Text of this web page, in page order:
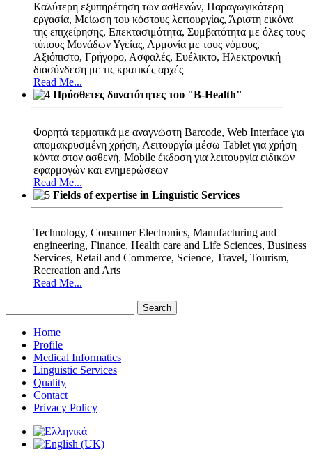
Καλύτερη εξυπηρέτηση των ασθενών, Παραγωγικότερη
εργασία, Μείωση του κόστους λειτουργίας, Άριστη εικόνα
της επιχείρησης, Επεκτασιμότητα, Συμβατότητα με όλες τους
τύπους Μονάδων Υγείας, Αρμονία με τους νόμους,
Αξιόπιστο, Γρήγορο, Ασφαλές, Ευέλικτο, Ηλεκτρονική
διασύνδεση με τις κρατικές αρχές
Read Me...
Πρόσθετες δυνατότητες του "B-Health"
Φορητά τερματικά με αναγνώστη Barcode, Web Interface για
απομακρυσμένη χρήση, Λειτουργία μέσω Tablet για χρήση
κόντα στον ασθενή, Mobile έκδοση για λειτουργία ειδικών
εφαρμογών και ενημερώσεων
Read Me...
Fields of expertise in Linguistic Services
Technology, Consumer Electronics, Manufacturing and
engineering, Finance, Health care and Life Sciences, Business
Services, Retail and Commerce, Science, Travel, Tourism,
Recreation and Arts
Read Me...
Home
Profile
Medical Informatics
Linguistic Services
Quality
Contact
Privacy Policy